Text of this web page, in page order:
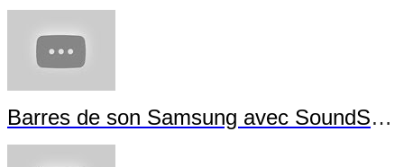
Barres de son Samsung avec